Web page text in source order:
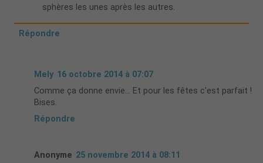
sphères les unes après les autres.
Répondre
Mely 16 octobre 2014 à 07:07
Comme ça donne envie... Et pour les fêtes c'est parfait !
Bises.
Répondre
Anonyme 25 novembre 2014 à 08:11